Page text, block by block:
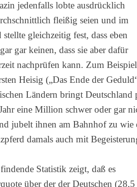
jedenfalls lobte ausdrücklich
fleißig seien und im
gleichzeitig fest, dass eben
gar keinen, dass sie aber dafür
nachprüfen kann. Zum Beispiel
Heisig („Das Ende der
Ländern bringt Deutschland
eine Million schwer oder gar
jubelt ihnen am Bahnhof zu wie
damals auch mit
Statistik zeigt, daß es
über der der Deutschen (28,5